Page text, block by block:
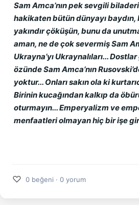
Sam Amca’nın pek sevgili biladeri
hakikaten bütün dünyayı baydın,
yakındır çöküşün, bunu da
aman, ne de çok severmiş Sam
Ukrayna’yı Ukraynalıları...
özünde Sam Amca’nın
yoktur... Onları sakın ola ki
Birinin kucağından kalkıp da
oturmayın... Emperyalizm ve
menfaatleri olmayan hiç bir işe
♡ 0 beğeni · 0 yorum